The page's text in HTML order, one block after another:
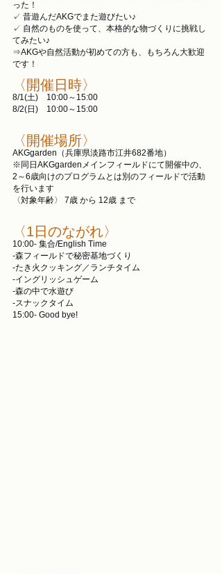
った！
✓ 昔遊んだAKGでまた遊びたい♪
✓ 自然のものを使って、本格的な物づくりに挑戦し
てみたい♪
⇒AKGや自然活動が初めての方も、もちろん大歓迎
です！
〈開催日時〉
8/1(土)　10:00～15:00
8/2(日)　10:00～15:00
〈開催場所〉
AKGgarden（兵庫県淡路市江井682番地）
※同日AKGgardenメインフィールドにて開催中の、
2～6歳向けのプログラムとは別のフィールドで活動
を行います
〈対象年齢〉 7歳 から 12歳 まで
〈1日のながれ〉
10:00- 集合/English Time
-森フィールドで秘密基地づくり
-たき火クッキング／ランチタイム
-イングリッシュゲーム
-森の中で水遊び
-スナックタイム
15:00- Good bye!